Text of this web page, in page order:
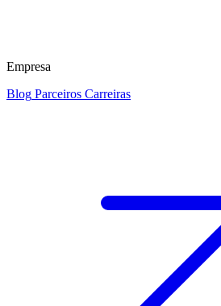
Empresa
Blog Parceiros Carreiras